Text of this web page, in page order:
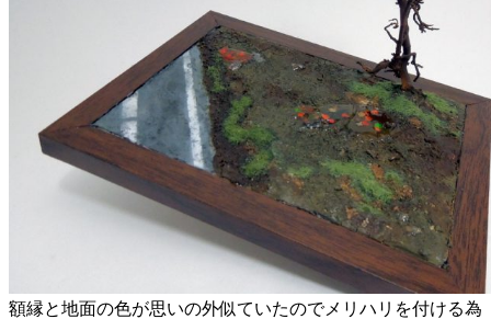
額縁と地面の色が思いの外似ていたのでメリハリを付ける為